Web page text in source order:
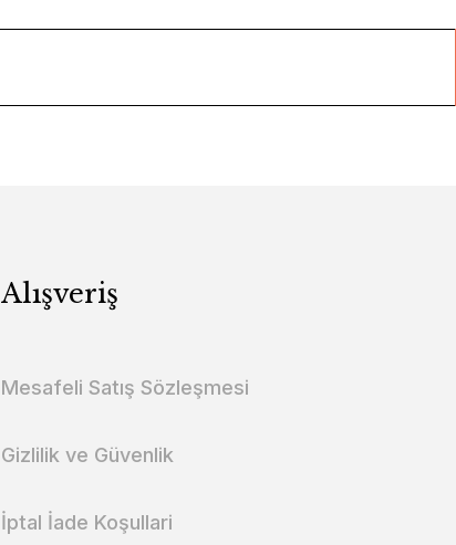
Alışveriş
Mesafeli Satış Sözleşmesi
Gizlilik ve Güvenlik
İptal İade Koşullari